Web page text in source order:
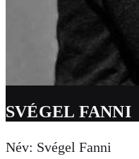
SVÉGEL FANNI
Név: Svégel Fanni